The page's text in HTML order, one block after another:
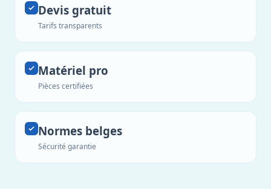
Devis gratuit
Tarifs transparents
Matériel pro
Pièces certifiées
Normes belges
Sécurité garantie